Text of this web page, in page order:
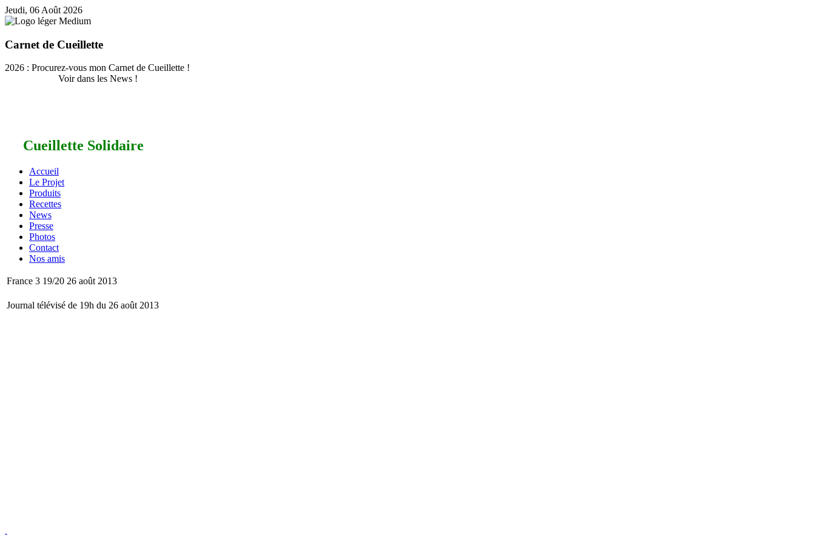
Jeudi, 06 Août 2026
Carnet de Cueillette
2026 : Procurez-vous mon Carnet de Cueillette !
Voir dans les News !
Cueillette Solidaire
Accueil
Le Projet
Produits
Recettes
News
Presse
Photos
Contact
Nos amis
France 3 19/20 26 août 2013
Journal télévisé de 19h du 26 août 2013